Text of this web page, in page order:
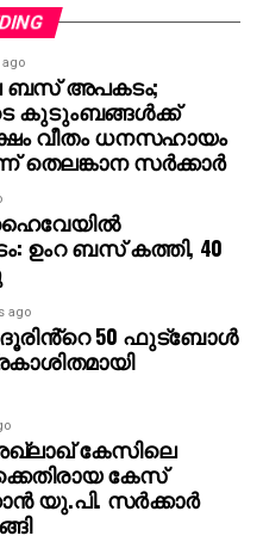
കൈമാറി. ഇയാളുടെ
പിന്നീട്
ഉൾപ്പെടെ
തിരുവല്ല പൊലീസ്
അന്വേഷണം
ബസ് അപകടം;
കുടുംബങ്ങള്‍ക്ക്
വീതം ധനസഹായം
തെലങ്കാന സര്‍ക്കാര്‍
ഹൈവേയില്‍
ഉംറ ബസ് കത്തി, 40
ago
50 ഫുട്ബോൾ
കേസിലെ
കേസ്
യു.പി. സര്‍ക്കാര്‍